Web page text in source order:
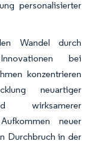
personalisierter
Wandel durch
bei
konzentrieren
neuartiger
wirksamerer
neuer
Durchbruch in der